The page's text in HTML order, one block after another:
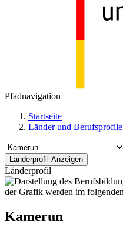
Pfadnavigation
Startseite
Länder und Berufsprofile
Länderprofil
Kamerun